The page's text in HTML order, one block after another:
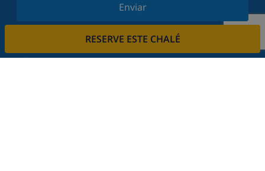
RESERVE ESTE CHALÉ
Enviar
Suscríbase a nuestro boletín y manténgase
ofertas. Respetamos su privacidad.